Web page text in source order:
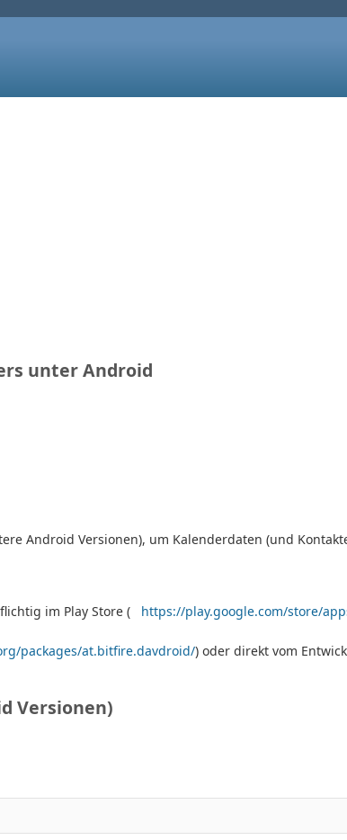
unter Android
Android Versionen), um Kalenderdaten (und
im Play Store ( https://play.google.com/store/
packages/at.bitfire.davdroid/) oder direkt vom
Versionen)